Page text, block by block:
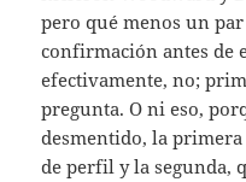
pero qué menos un
confirmación antes de
efectivamente, no;
pregunta. O ni eso,
desmentido, la
de perfil y la segunda,